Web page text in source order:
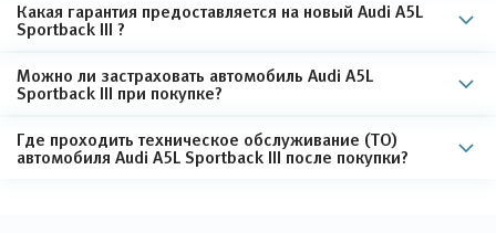
Какая гарантия предоставляется на новый Audi A5L
Sportback III ?
Можно ли застраховать автомобиль Audi A5L
Sportback III при покупке?
Где проходить техническое обслуживание (ТО)
автомобиля Audi A5L Sportback III после покупки?